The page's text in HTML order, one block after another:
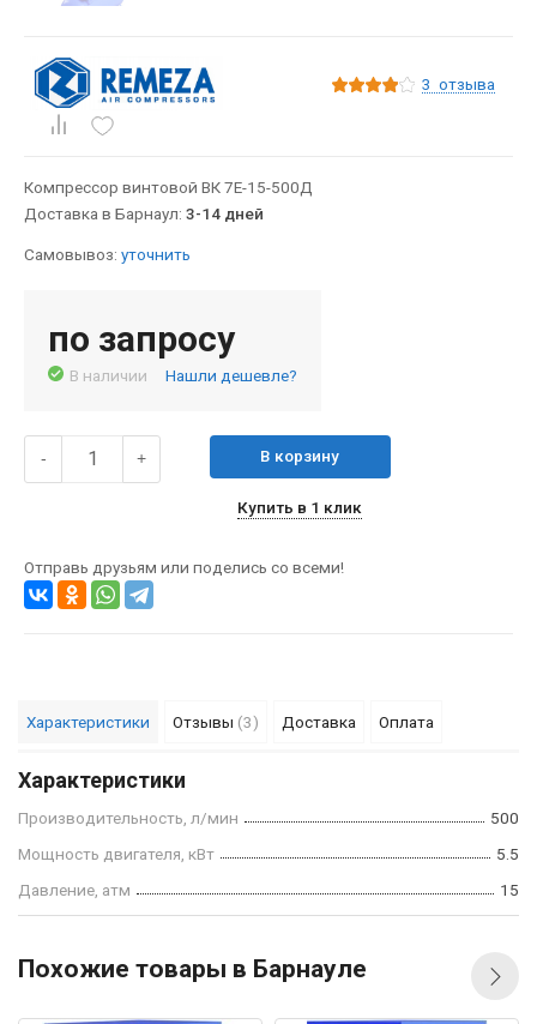
3 отзыва
Компрессор винтовой ВК 7E-15-500Д
Доставка в Барнаул: 3-14 дней
Самовывоз: уточнить
по запросу
В наличии Нашли дешевле?
- + В корзину
Купить в 1 клик
Отправь друзьям или поделись со всеми!
Характеристики Отзывы (3) Доставка Оплата
Характеристики
Производительность, л/мин
500
Мощность двигателя, кВт
5.5
Давление, атм
15
Похожие товары в Барнауле